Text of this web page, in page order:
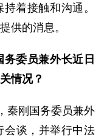
着接触和沟通。
供的消息。
务委员兼外长近日
情况？
秦刚国务委员兼外
会谈，并举行中法